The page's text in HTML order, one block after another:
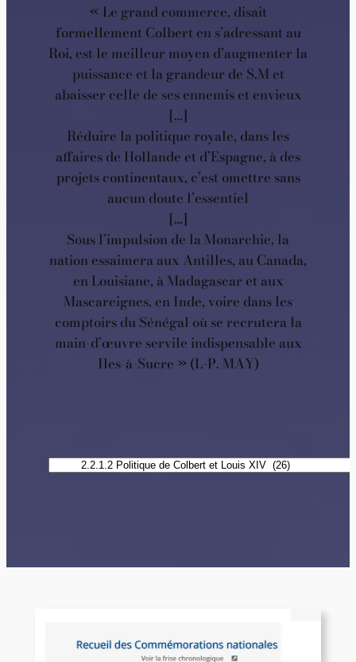
« Le grand commerce, disait
formellement Colbert en s’adressant au
Roi, est le meilleur moyen d’augmenter la
puissance et la grandeur de S.M et
abaisser celle de ses ennemis et envieux
[…]
Réduire la politique royale, dans les
affaires de Hollande et d’Espagne, à des
projets continentaux, c’est omettre sans
aucun doute l’essentiel
[…]
Sous l’impulsion de la Monarchie, la
nation essaimera aux Antilles, au Canada,
en Louisiane, à Madagascar et aux
Mascareignes, en Inde, voire dans les
comptoirs du Sénégal où se recrutera la
main-d’œuvre servile indispensable aux
Iles-à-Sucre » (L-P. MAY)
Catégories